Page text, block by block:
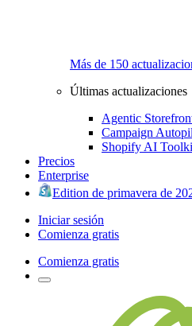
Más de 150
Últimas actualizaciones
Agentic
Campaign
Shopify AI
Precios
Enterprise
Edition de primavera de
Iniciar sesión
Comienza gratis
Comienza gratis